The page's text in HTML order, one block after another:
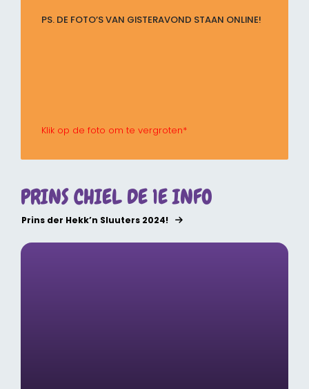
PS. DE FOTO’S VAN GISTERAVOND STAAN ONLINE!
Klik op de foto om te vergroten*
PRINS CHIEL DE 1E INFO
Prins der Hekk’n Sluuters 2024!